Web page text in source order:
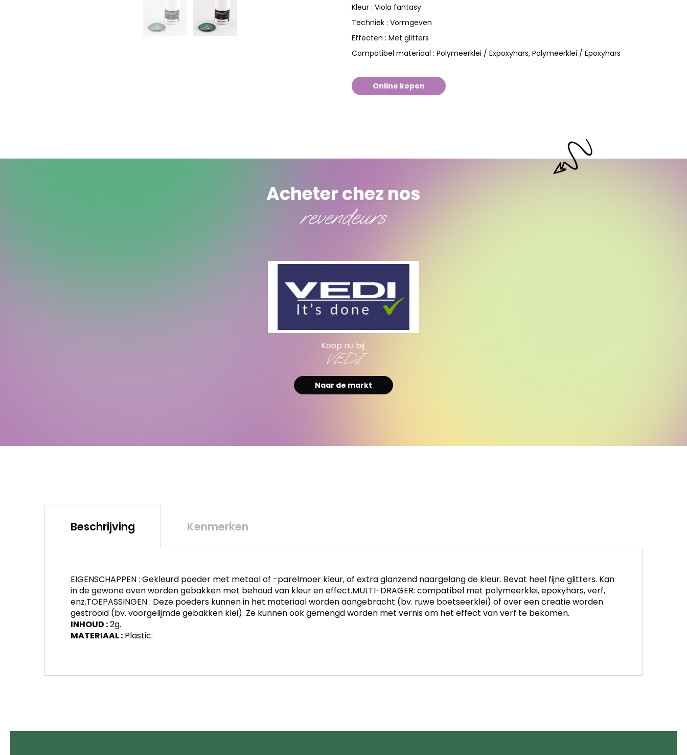
Kleur : Viola fantasy
Techniek : Vormgeven
Effecten : Met glitters
Compatibel materiaal : Polymeerklei / Expoxyhars, Polymeerklei / Epoxyhars
Online kopen
Acheter chez nos
revendeurs
Koop nu bij
VEDI
Naar de markt
Beschrijving Kenmerken
EIGENSCHAPPEN : Gekleurd poeder met metaal of -parelmoer kleur, of extra glanzend naargelang de kleur. Bevat heel fijne glitters. Kan
in de gewone oven worden gebakken met behoud van kleur en effect.MULTI-DRAGER: compatibel met polymeerklei, epoxyhars, verf,
enz.TOEPASSINGEN : Deze poeders kunnen in het materiaal worden aangebracht (bv. ruwe boetseerklei) of over een creatie worden
gestrooid (bv. voorgelijmde gebakken klei). Ze kunnen ook gemengd worden met vernis om het effect van verf te bekomen.
INHOUD :2g.
MATERIAAL : Plastic.